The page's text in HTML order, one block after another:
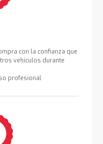
con la confianza que
vehículos durante
profesional